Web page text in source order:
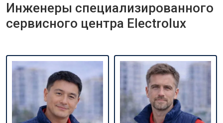
Инженеры специализированного
сервисного центра Electrolux